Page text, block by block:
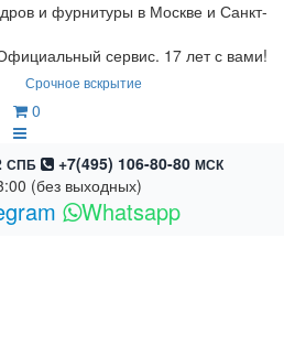
и фурнитуры в Москве и Санкт-
сервис. 17 лет с вами!
Срочное вскрытие
0
СПБ +7(495) 106-80-80 МСК
(без выходных)
Whatsapp